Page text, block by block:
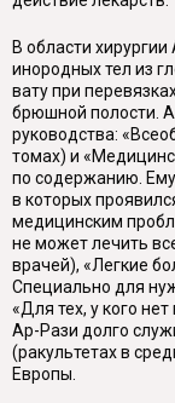
В области
инородных тел из
вату при
брюшной полости.
руководства:
томах) и
по содержанию.
в которых
медицинским
не может лечить
врачей), «Легкие
Специально для
«Для тех, у кого
Ар-Рази долго
(ракультетах в
Европы.